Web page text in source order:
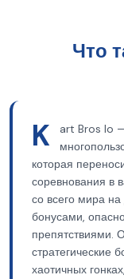
Что
K
art Bros Io
которая
соревнования в
со всего мира
бонусами,
препятствиями.
стратегические
хаотичных